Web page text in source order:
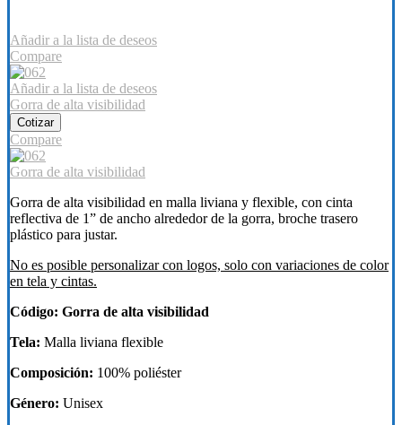
Añadir a la lista de deseos
Compare
Añadir a la lista de deseos
Gorra de alta visibilidad
Cotizar
Compare
Gorra de alta visibilidad
Gorra de alta visibilidad en malla liviana y flexible, con cinta
reflectiva de 1” de ancho alrededor de la gorra, broche trasero
plástico para justar.
No es posible personalizar con logos, solo con variaciones de color
en tela y cintas.
Código: Gorra de alta visibilidad
Tela: Malla liviana flexible
Composición: 100% poliéster
Género: Unisex